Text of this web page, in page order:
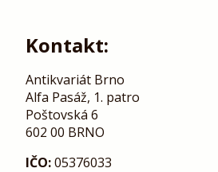
Kontakt:
Antikvariát Brno
Alfa Pasáž, 1. patro
Poštovská 6
602 00 BRNO
IČO:05376033